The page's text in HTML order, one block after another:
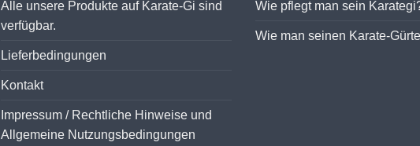
Alle unsere Produkte auf Karate-Gi sind
verfügbar.
Lieferbedingungen
Kontakt
Impressum / Rechtliche Hinweise und
Allgemeine Nutzungsbedingungen
Wie pflegt man sein
Wie man seinen Karate-